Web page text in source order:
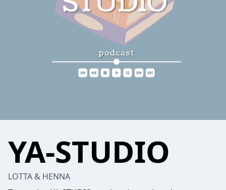
YA-STUDIO
LOTTA & HENNA